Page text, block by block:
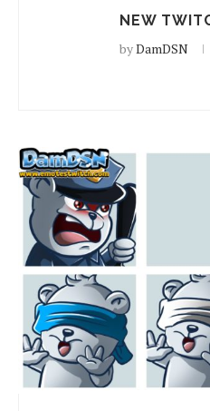
NEW
byDamDSN